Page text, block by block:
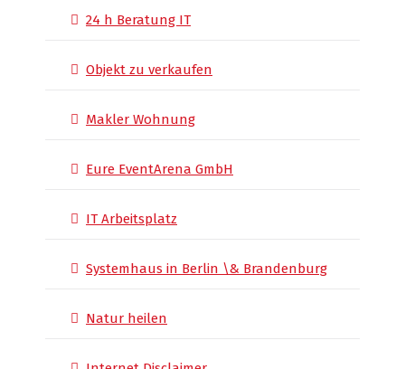
24 h Beratung IT
Objekt zu verkaufen
Makler Wohnung
Eure EventArena GmbH
IT Arbeitsplatz
Systemhaus in Berlin \& Brandenburg
Natur heilen